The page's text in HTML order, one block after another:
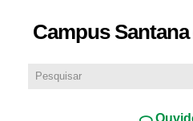
Campus